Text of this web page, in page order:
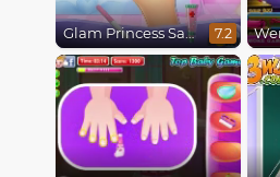
Glam Princess Salon 7.2